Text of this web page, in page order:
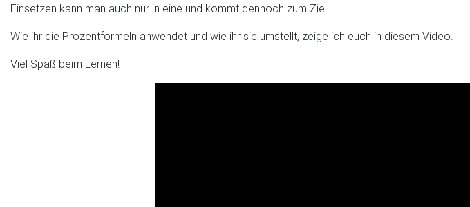
Einsetzen kann man auch nur in eine und kommt dennoch zum Ziel.
Wie ihr die Prozentformeln anwendet und wie ihr sie umstellt, zeige ich euch in diesem Video.
Viel Spaß beim Lernen!